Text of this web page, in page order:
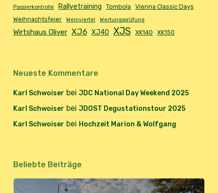
Passierkontrolle
Rallyetraining Tombola
Vienna Classic Days
Weihnachtsfeier
Weinviertel Wertungsprüfung
Wirtshaus Oliver XJ6 XJ40 XJS XK140 XK150
Neueste Kommentare
Karl Schwoiser bei JDC National Day Weekend 2025
Karl Schwoiser bei JDOST Degustationstour 2025
Karl Schwoiser bei Hochzeit Marion & Wolfgang
Beliebte Beiträge